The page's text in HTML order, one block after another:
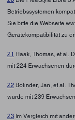
Betriebssystemen
Sie bitte die Webseite
Gerätekompatibilität zu
21 Haak, Thomas, et al.
mit 224 Erwachsenen
22 Bolinder, Jan, et al.
wurde mit 239
23 Im Vergleich mit